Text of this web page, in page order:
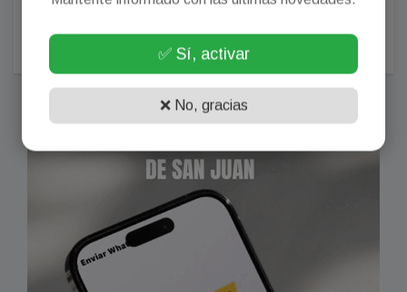
al agua. Subí la foto y se viralizó. Sorpresa: la gentileza
✅ Sí, activar
❌ No, gracias